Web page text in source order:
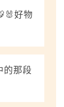
好物
的那段